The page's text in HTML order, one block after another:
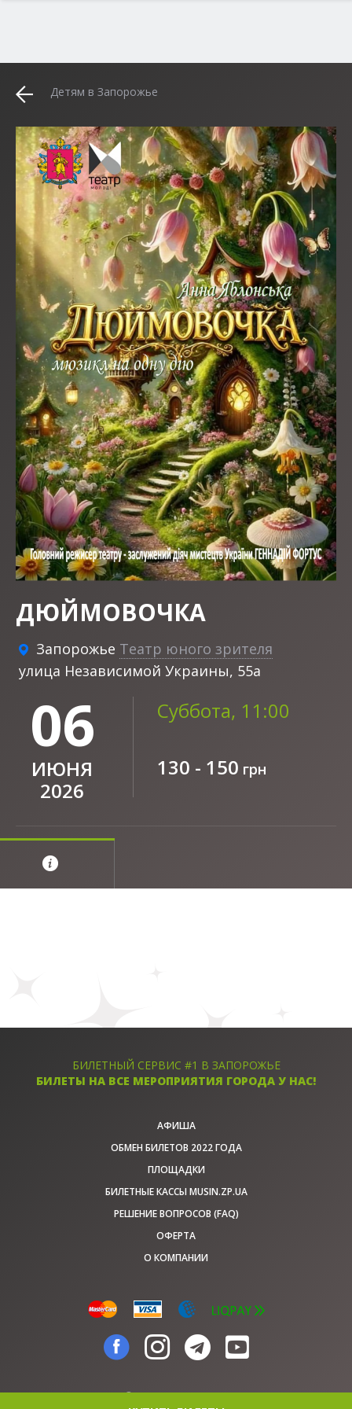
Детям в Запорожье
ДЮЙМОВОЧКА
Запорожье Театр юного зрителя
улица Независимой Украины, 55а
06
ИЮНЯ
2026
Суббота, 11:00
130 - 150 грн
БИЛЕТНЫЙ СЕРВИС #1 В ЗАПОРОЖЬЕ
БИЛЕТЫ НА ВСЕ МЕРОПРИЯТИЯ ГОРОДА У НАС!
АФИША
ОБМЕН БИЛЕТОВ 2022 ГОДА
ПЛОЩАДКИ
БИЛЕТНЫЕ КАССЫ MUSIN.ZP.UA
РЕШЕНИЕ ВОПРОСОВ (FAQ)
ОФЕРТА
О КОМПАНИИ
© musin.zp.ua, 2026